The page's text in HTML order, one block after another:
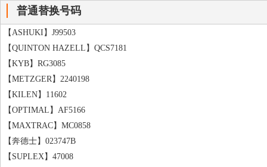
普通替换号码
【ASHUKI】J99503
【QUINTON HAZELL】QCS7181
【KYB】RG3085
【METZGER】2240198
【KILEN】11602
【OPTIMAL】AF5166
【MAXTRAC】MC0858
【奔德士】023747B
【SUPLEX】47008